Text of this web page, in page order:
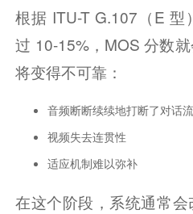
根据 ITU-T G.107（E
过 10-15%，MOS 分数
将变得不可靠：
音频断断续续地打断了对话
视频失去连贯性
适应机制难以弥补
在这个阶段，系统通常